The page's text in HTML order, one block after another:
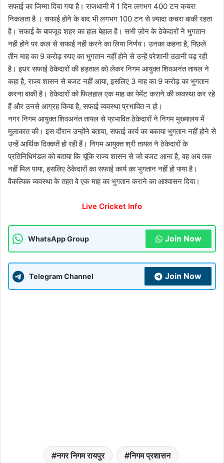
सफाई का जिम्मा दिया गया है। राजधानी में 1 दिन लगभग 400 टन कचरा
निकलता है । सफाई होने के बाद भी लगभग 100 टन से ज़्यादा कचरा बाकी रहता
है। सफाई के बावजूद शहर का हाल बेहाल है। सभी ज़ोन के ठेकेदारों ने भुगतान
नही होने पर कल से सफाई नही करने का लिया निर्णय। उनका कहना है, पिछले
तीन माह का 9 करोड़ रुपए का भुगतान नहीं होने से उन्हें परेशानी उठानी पड़ रही
है। इधर सफाई ठेकेदारों की हड़ताल को लेकर निगम आयुक्त शिवअनंत तायल ने
कहा है, राज्य शासन से बजट नहीं आया, इसलिए 3 माह का 9 करोड़ का भुगतान
करना बाकी है। ठेकेदारों को फिलहाल एक माह का पेमेंट कराने की व्यवस्था कर रहे
हैं और उनसे आग्रह किया है, सफाई व्यवस्था प्रभावित न हो।
नगर निगम आयुक्त शिवअनंत तायल से प्रभावित ठेकेदारों ने निगम मुख्यालय में
मुलाकात की। इस दौरान उन्होंने बताया, सफाई कार्य का बकाया भुगतान नहीं होने से
उन्हें आर्थिक दिक्कतें हो रही हैं। निगम आयुक्त श्री तायल ने ठेकेदारों के
प्रतिनिधिमंडल को बताया कि चूंकि राज्य शासन से जो बजट आना है, वह अब तक
नहीं मिल पाया, इसलिए ठेकेदारों का सफाई कार्य का भुगतान नहीं हो पाया है।
वैकल्पिक व्यवस्था के तहत वे एक माह का भुगतान कराने का आश्वासन दिया।
Live Cricket Info
WhatsApp Group Join Now
Telegram Channel Join Now
नगर निगम रायपुर निगम प्रशासन